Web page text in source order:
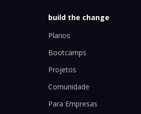
build the change
Planos
Bootcamps
Projetos
Comunidade
Para Empresas